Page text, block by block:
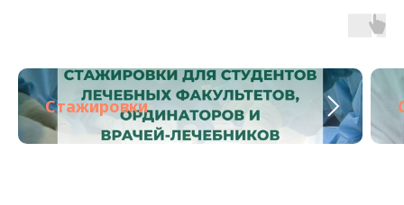
Стажировки